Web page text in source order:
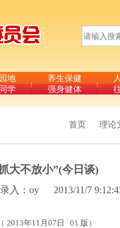
地
学
养生保健
强身健体
首页 理论
大不放小”(今日谈)
入：oy 2013/11/7
2013年11月07日 01 版）